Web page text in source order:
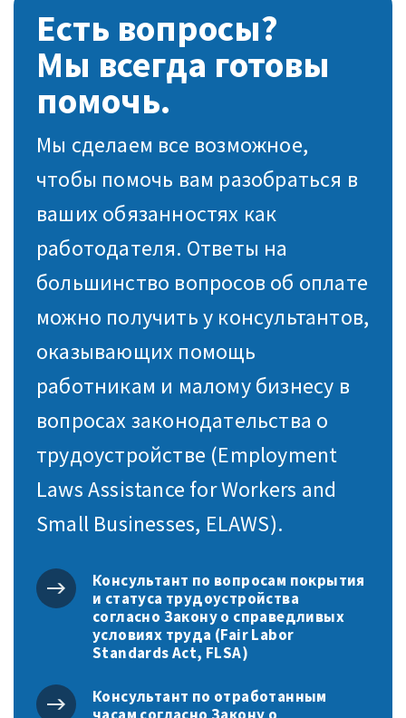
Есть вопросы?
Мы всегда готовы
помочь.
Мы сделаем все возможное,
чтобы помочь вам разобраться в
ваших обязанностях как
работодателя. Ответы на
большинство вопросов об оплате
можно получить у консультантов,
оказывающих помощь
работникам и малому бизнесу в
вопросах законодательства о
трудоустройстве (Employment
Laws Assistance for Workers and
Small Businesses, ELAWS).
Консультант по вопросам покрытия
и статуса трудоустройства
согласно Закону о справедливых
условиях труда (Fair Labor
Standards Act, FLSA)
Консультант по отработанным
часам согласно Закону о